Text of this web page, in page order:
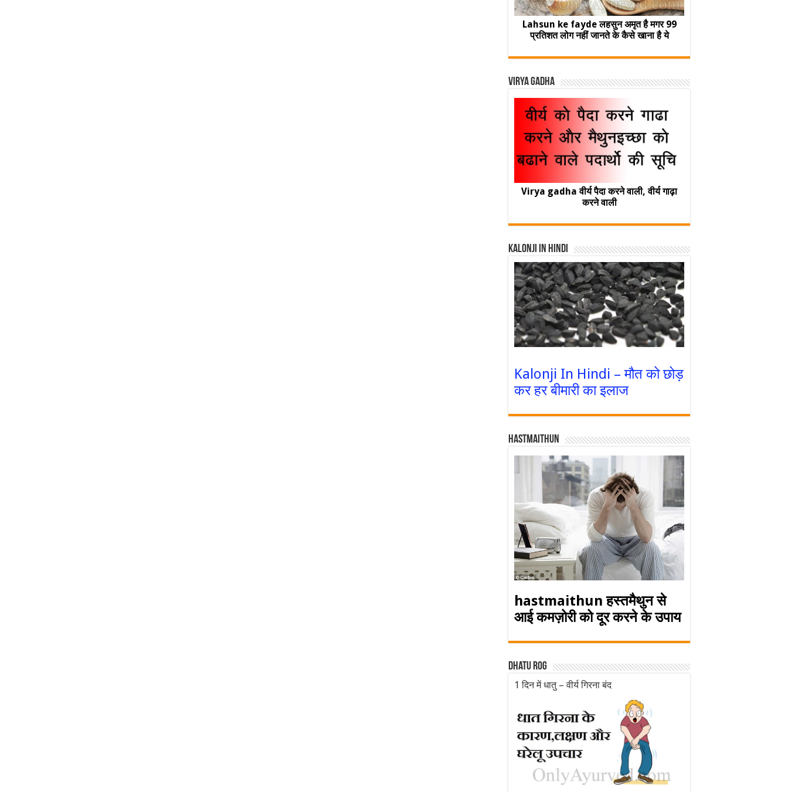
Lahsun ke fayde लहसुन अमृत है मगर 99
प्रतिशत लोग नहीं जानते के कैसे खाना है ये
Virya Gadha
Virya gadha वीर्य पैदा करने वाली, वीर्य गाढ़ा
करने वाली
Kalonji In Hindi
Kalonji In Hindi – मौत को छोड़
कर हर बीमारी का इलाज
Hastmaithun
hastmaithun हस्तमैथुन से
आई कमज़ोरी को दूर करने के उपाय
Dhatu rog
1 दिन में धातु – वीर्य गिरना बंद